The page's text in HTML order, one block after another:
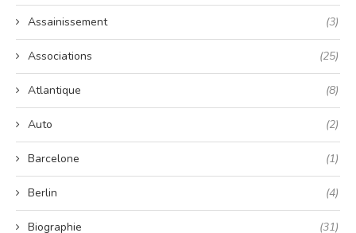
Assainissement (3)
Associations (25)
Atlantique (8)
Auto (2)
Barcelone (1)
Berlin (4)
Biographie (31)